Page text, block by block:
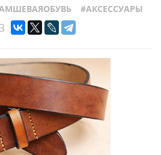
#АКСЕССУАРЫ